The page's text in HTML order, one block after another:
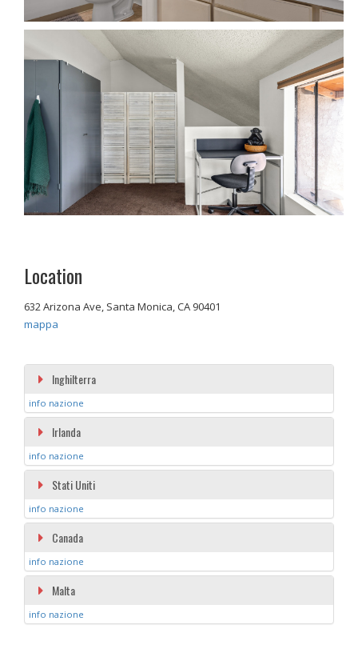
Inghilterra
info nazione
Irlanda
info nazione
Stati Uniti
info nazione
Canada
info nazione
Malta
info nazione
Location
632 Arizona Ave, Santa Monica, CA 90401
mappa